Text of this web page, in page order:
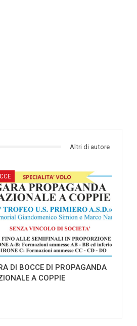
Altri di autore
DI BOCCE DI PROPAGANDA
A COPPIE